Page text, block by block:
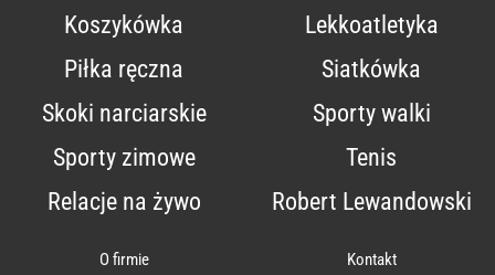
Koszykówka
Lekkoatletyka
Piłka ręczna
Siatkówka
Skoki narciarskie
Sporty walki
Sporty zimowe
Tenis
Relacje na żywo
Robert Lewandowski
O firmie
Kontakt